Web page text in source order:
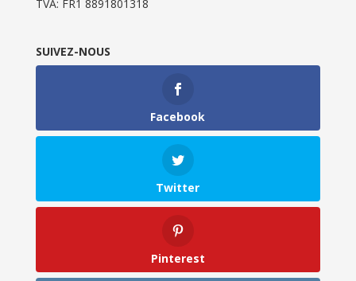
TVA: FR1 8891801318
SUIVEZ-NOUS
Facebook
Twitter
Pinterest